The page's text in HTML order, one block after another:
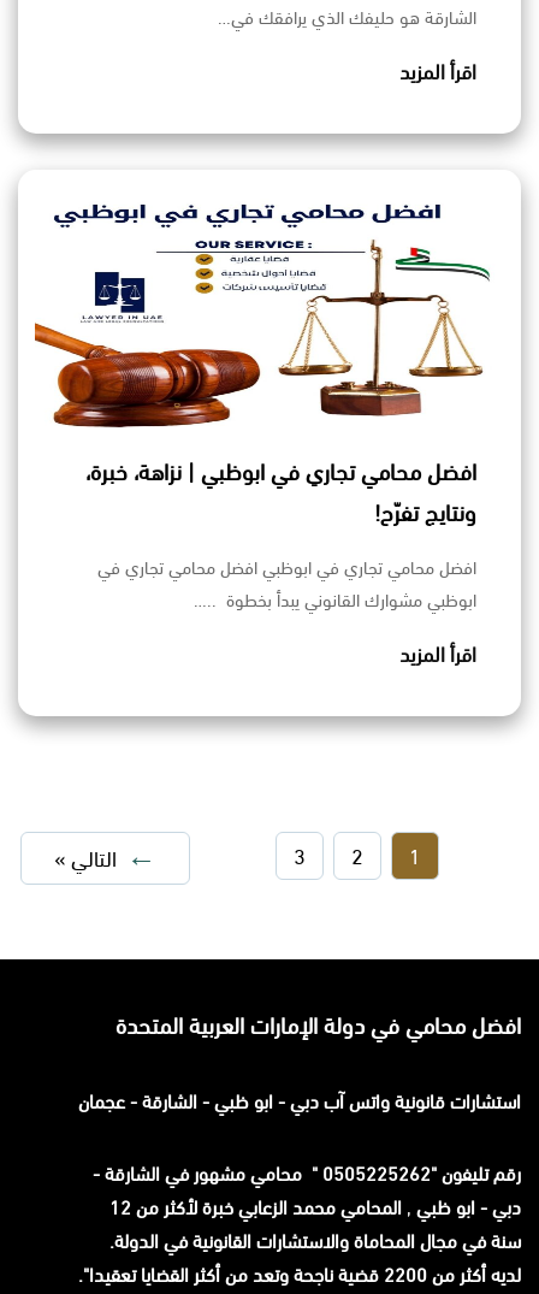
الشارقة هو حليفك الذي يرافقك في…
اقرأ المزيد
افضل محامي تجاري في ابوظبي | نزاهة، خبرة،
ونتايج تفرّح!
افضل محامي تجاري في ابوظبي افضل محامي تجاري في
ابوظبي مشوارك القانوني يبدأ بخطوة ..…
اقرأ المزيد
1
2
3 التالي »
افضل محامي في دولة الإمارات العربية المتحدة
استشارات قانونيةواتس آبدبي - ابو ظبي - الشارقة - عجمان
رقم تليفون "0505225262 " محامي مشهور في الشارقة -
دبي - ابو ظبي ,
المحامي محمد الزعابي خبرة لأكثر من 12
سنة في مجال المحاماة والاستشارات القانونية في الدولة.
لديه أكثر من 2200 قضية ناجحة وتعد من أكثر القضايا تعقيدا".